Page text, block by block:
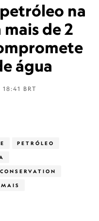
na
de 2
água
BRT
PETRÓLEO
CONSERVATION
MAIS